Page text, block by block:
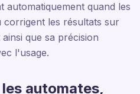
automatiquement quand les
les résultats sur
que sa précision
l'usage.
automates,